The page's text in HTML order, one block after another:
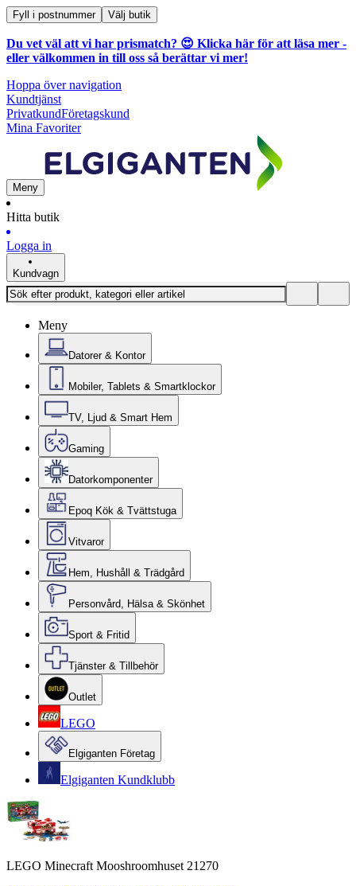
Fyll i postnummer Välj butik
Du vet väl att vi har prismatch? 😍 Klicka här för att läsa mer -
eller välkommen in till oss så berättar vi mer!
Hoppa över navigation
Kundtjänst
PrivatkundFöretagskund
Mina Favoriter
Meny
Hitta butik
Logga in
Kundvagn
Meny
Datorer & Kontor
Mobiler, Tablets & Smartklockor
TV, Ljud & Smart Hem
Gaming
Datorkomponenter
Epoq Kök & Tvättstuga
Vitvaror
Hem, Hushåll & Trädgård
Personvård, Hälsa & Skönhet
Sport & Fritid
Tjänster & Tillbehör
Outlet
LEGO
Elgiganten Företag
Elgiganten Kundklubb
LEGO Minecraft Mooshroomhuset 21270